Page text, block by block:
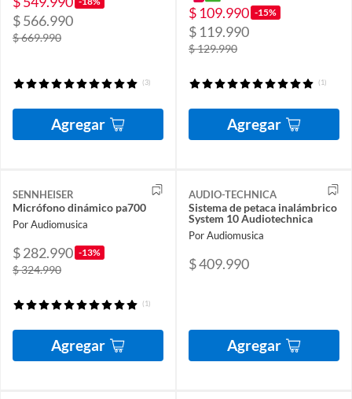
$ 566.990
$ 669.990
(3)
Agregar
$ 109.990 -15%
$ 119.990
$ 129.990
(1)
Agregar
SENNHEISER
Micrófono dinámico pa700
Por Audiomusica
$ 282.990 -13%
$ 324.990
(1)
Agregar
AUDIO-TECHNICA
Sistema de petaca inalámbrico
System 10 Audiotechnica
Por Audiomusica
$ 409.990
Agregar